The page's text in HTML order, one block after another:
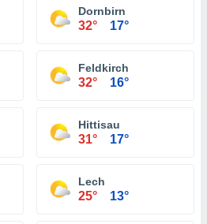
Dornbirn
32° 17°
Feldkirch
32° 16°
Hittisau
31° 17°
Lech
25° 13°